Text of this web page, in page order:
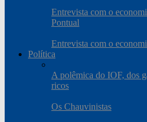
Entrevista com o
Pontual
Entrevista com o
Política
A polêmica do IOF, dos
ricos
Os Chauvinistas